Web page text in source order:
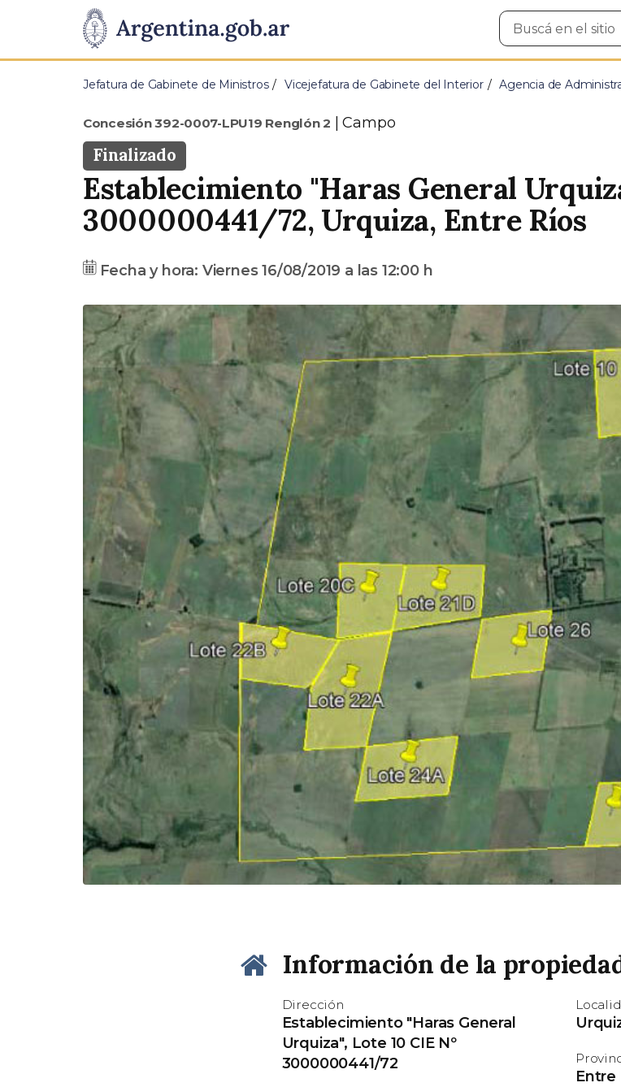
Presidencia
de
Pasar al contenido principal
Buscar
en
Jefatura de Gabinete de Ministros Vicejefatura de Gabinete del Interior Agencia de
Concesión 392-0007-LPU19 Renglón 2 Tipo
Campo
Estado
Finalizado
Dirección
Establecimiento "Haras General
3000000441/72, Urquiza, Entre Ríos
Fecha
Fecha y hora: Viernes 16/08/2019 a las 12:00 h
Información de la
Dirección
Establecimiento "Haras General
Urquiza", Lote 10 CIE Nº
3000000441/72
Entre